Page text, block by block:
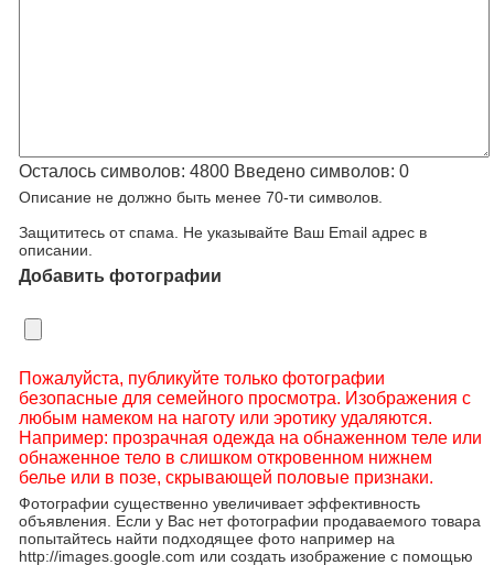
Осталось символов: 4800 Введено символов: 0
Описание не должно быть менее 70-ти символов.
Защититесь от спама. Не указывайте Ваш Email адрес в
описании.
Добавить фотографии
Пожалуйста, публикуйте только фотографии
безопасные для семейного просмотра. Изображения с
любым намеком на наготу или эротику удаляются.
Например: прозрачная одежда на обнаженном теле или
обнаженное тело в слишком откровенном нижнем
белье или в позе, скрывающей половые признаки.
Фотографии существенно увеличивает эффективность
объявления. Если у Вас нет фотографии продаваемого товара
попытайтесь найти подходящее фото например на
http://images.google.com или создать изображение с помощью